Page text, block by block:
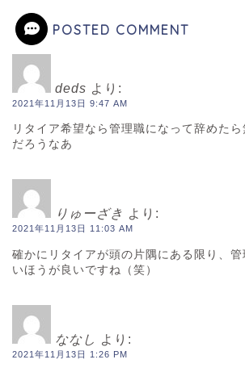
POSTED COMMENT
deds より:
2021年11月13日 9:47 AM
リタイア希望なら管理職になって辞めた
だろうなあ
りゅーざき より:
2021年11月13日 11:03 AM
確かにリタイアが頭の片隅にある限り、
いほうが良いですね（笑）
ななし より:
2021年11月13日 1:26 PM